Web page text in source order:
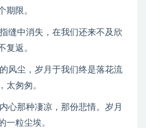
期限。
缝中消失，在我们还来不及欣
复返。
风尘，岁月于我们终是落花流
太匆匆。
心那种凄凉，那份悲情。岁月
一粒尘埃。